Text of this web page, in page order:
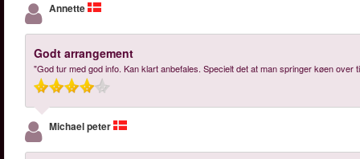
Annette
Godt arrangement
"God tur med god info. Kan klart anbefales. Specielt det at man springer køen
Michael peter